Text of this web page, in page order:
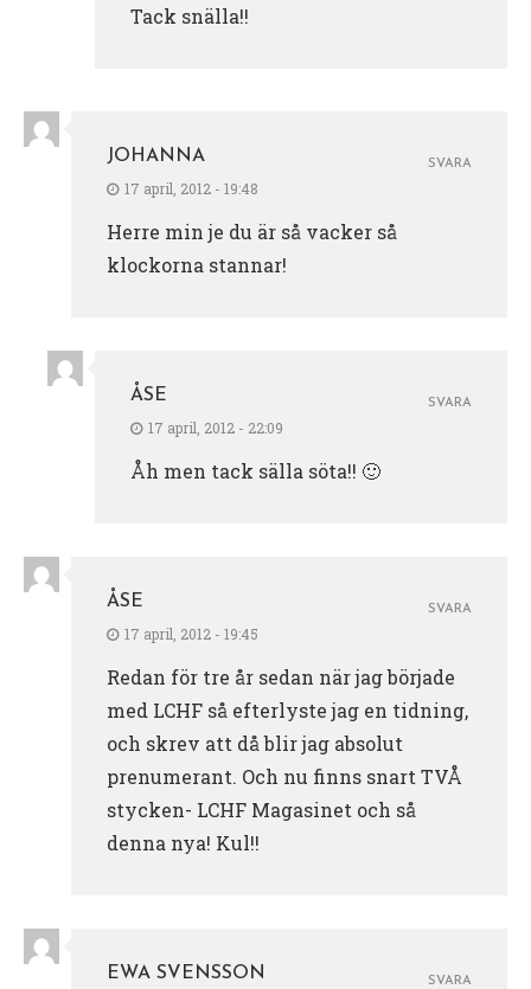
Tack snälla!!
JOHANNA
17 april, 2012 - 19:48
Herre min je du är så vacker så
klockorna stannar!
SVARA
ÅSE
17 april, 2012 - 22:09
Åh men tack sälla söta!! 🙂
SVARA
ÅSE
17 april, 2012 - 19:45
Redan för tre år sedan när jag började
med LCHF så efterlyste jag en tidning,
och skrev att då blir jag absolut
prenumerant. Och nu finns snart TVÅ
stycken- LCHF Magasinet och så
denna nya! Kul!!
SVARA
EWA SVENSSON
SVARA